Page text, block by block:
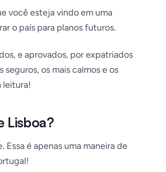
você esteja vindo em uma
o país para planos futuros.
e aprovados, por expatriados
os mais calmos e os
leitura!
Lisboa?
Essa é apenas uma maneira de